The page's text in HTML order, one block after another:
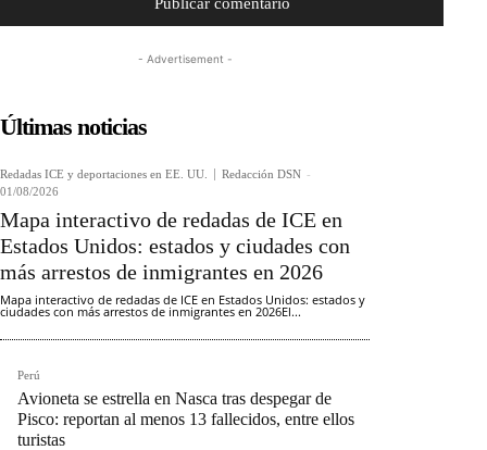
- Advertisement -
Últimas noticias
Redadas ICE y deportaciones en EE. UU. Redacción DSN -
01/08/2026
Mapa interactivo de redadas de ICE en
Estados Unidos: estados y ciudades con
más arrestos de inmigrantes en 2026
Mapa interactivo de redadas de ICE en Estados Unidos: estados y
ciudades con más arrestos de inmigrantes en 2026El...
Perú
Avioneta se estrella en Nasca tras despegar de
Pisco: reportan al menos 13 fallecidos, entre ellos
turistas